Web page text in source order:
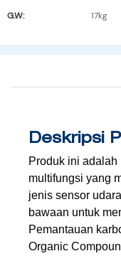
G.W:
17kg
Deskripsi
Produk ini
multifungsi yang
jenis sensor
bawaan untuk
Pemantauan
Organic